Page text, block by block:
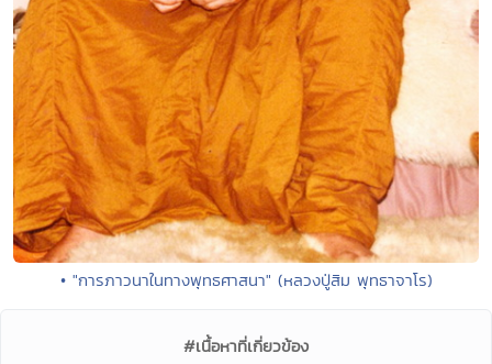
• "การภาวนาในทางพุทธศาสนา" (หลวงปู่สิม พุทธาจาโร)
#เนื้อหาที่เกี่ยวข้อง